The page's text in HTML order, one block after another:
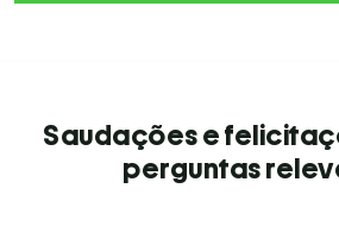
Saudações e
perguntas